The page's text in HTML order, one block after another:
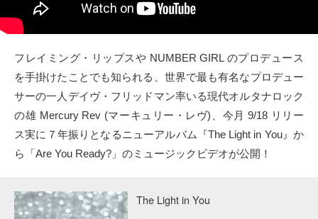
クト
Twitter
Facebook
Tumblr
フレイミング・リップスや NUMBER GIRL のプロデュース
を手掛けたことでも知られる、世界で最も有名なプロデュー
サーの一人デイヴ・フリッドマン率いる現代オルタナロック
の雄 Mercury Rev (マーキュリー・レヴ)、今月 9/18 リリー
ス実に７年振りとなるニューアルバム『The Light in You』か
ら「Are You Ready?」のミュージックビデオが公開！
The Light in You